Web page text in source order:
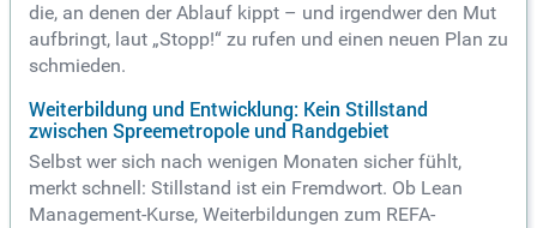
die, an denen der Ablauf kippt – und irgendwer den Mut
aufbringt, laut „Stopp!“ zu rufen und einen neuen Plan zu
schmieden.
Weiterbildung und Entwicklung: Kein Stillstand
zwischen Spreemetropole und Randgebiet
Selbst wer sich nach wenigen Monaten sicher fühlt,
merkt schnell: Stillstand ist ein Fremdwort. Ob Lean
Management-Kurse, Weiterbildungen zum REFA-